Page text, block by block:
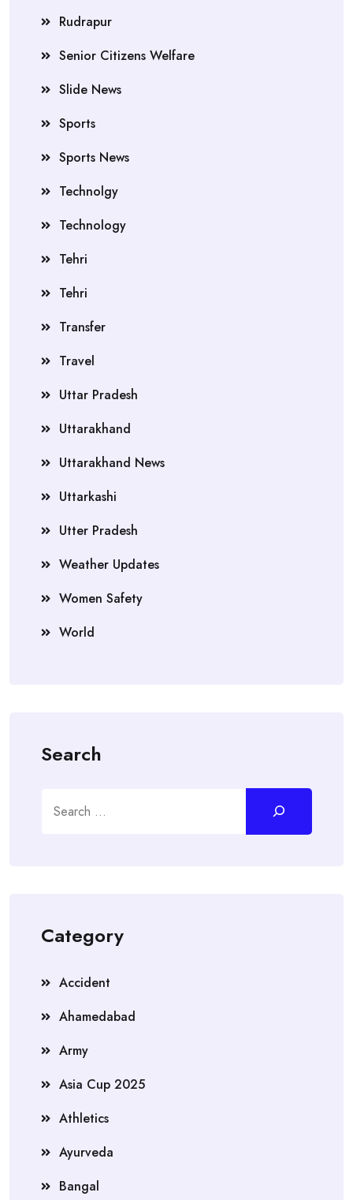
Rudrapur
Senior Citizens Welfare
Slide News
Sports
Sports News
Technolgy
Technology
Tehri
Tehri
Transfer
Travel
Uttar Pradesh
Uttarakhand
Uttarakhand News
Uttarkashi
Utter Pradesh
Weather Updates
Women Safety
World
Search
Category
Accident
Ahamedabad
Army
Asia Cup 2025
Athletics
Ayurveda
Bangal